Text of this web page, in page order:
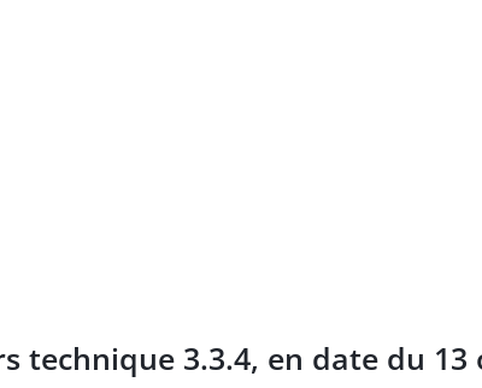
technique 3.3.4, en date du 13